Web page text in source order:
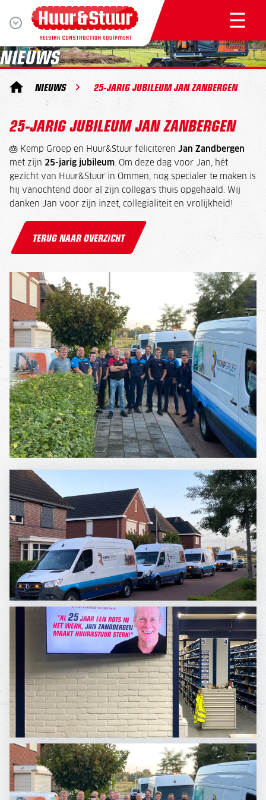
NIEUWS
NIEUWS 25-JARIG JUBILEUM JAN ZANBERGEN
25-JARIG JUBILEUM JAN ZANBERGEN
🎂 Kemp Groep en Huur&Stuur feliciteren Jan Zandbergen
met zijn 25-jarig jubileum. Om deze dag voor Jan, hét
gezicht van Huur&Stuur in Ommen, nog specialer te maken is
hij vanochtend door al zijn collega’s thuis opgehaald. Wij
danken Jan voor zijn inzet, collegialiteit en vrolijkheid!
TERUG NAAR OVERZICHT